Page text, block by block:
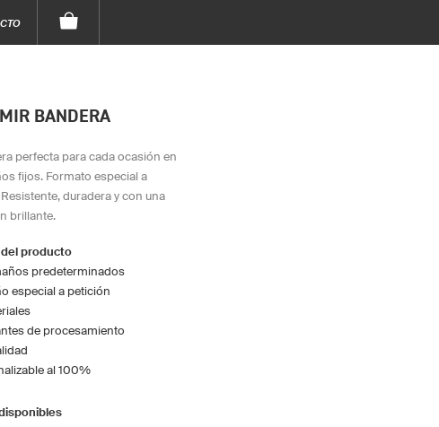
BANDERA
perfecta para cada ocasión en
fijos. Formato especial a
duradera y con una
brillante.
producto
predeterminados
especial a petición
de procesamiento
al 100%